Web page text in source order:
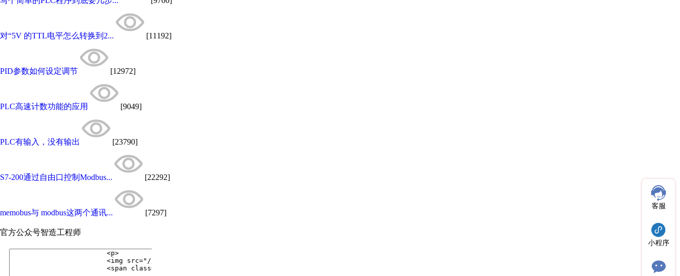
对“5V 的TTL电平怎么转换到2... [11192]
PID参数如何设定调节 [12972]
PLC高速计数功能的应用 [9049]
PLC有输入，没有输出 [23790]
S7-200通过自由口控制Modbus... [22292]
memobus与 modbus这两个通讯... [7297]
官方公众号智造工程师
客服
小程序